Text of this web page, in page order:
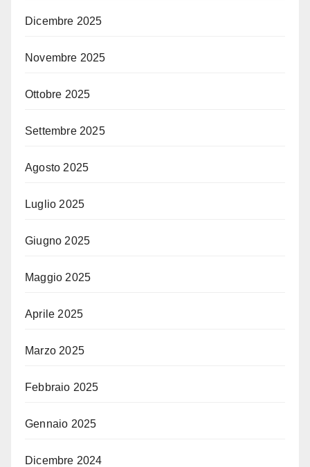
Dicembre 2025
Novembre 2025
Ottobre 2025
Settembre 2025
Agosto 2025
Luglio 2025
Giugno 2025
Maggio 2025
Aprile 2025
Marzo 2025
Febbraio 2025
Gennaio 2025
Dicembre 2024